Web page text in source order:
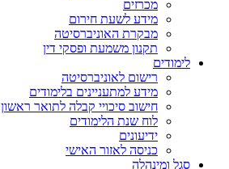
מכרזים
מידע לשעת חירום
מבקרת האוניברסיטה
תקנון משמעת ופסקי דין
לימודים
רישום לאוניברסיטה
מידע למתעניינים בלימודים
חישוב סיכויי קבלה לתואר ראשון
לוח שנת הלימודים
ידיעונים
כניסה לאזור האישי
סגל ומינהלה